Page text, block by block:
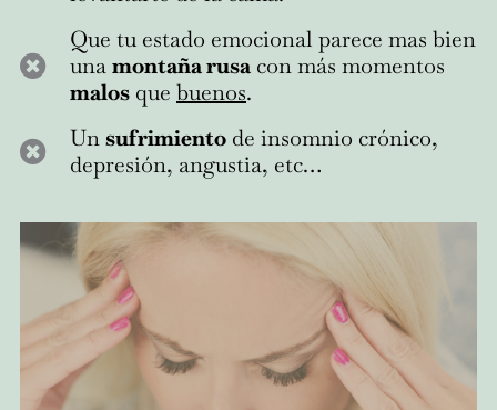
Que tu estado emocional parece mas bien
unamontaña rusa con más momentos
malos que buenos.
Unsufrimiento de insomnio crónico,
depresión, angustia, etc…